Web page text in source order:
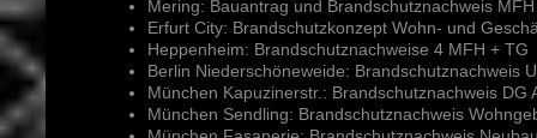
Mering: Bauantrag und Brandschutznachweis
Erfurt City: Brandschutzkonzept Wohn- und
Heppenheim: Brandschutznachweise 4 MFH + TG
Berlin Niederschöneweide: Brandschutznachweis
München Kapuzinerstr.: Brandschutznachweis DG
München Sendling: Brandschutznachweis